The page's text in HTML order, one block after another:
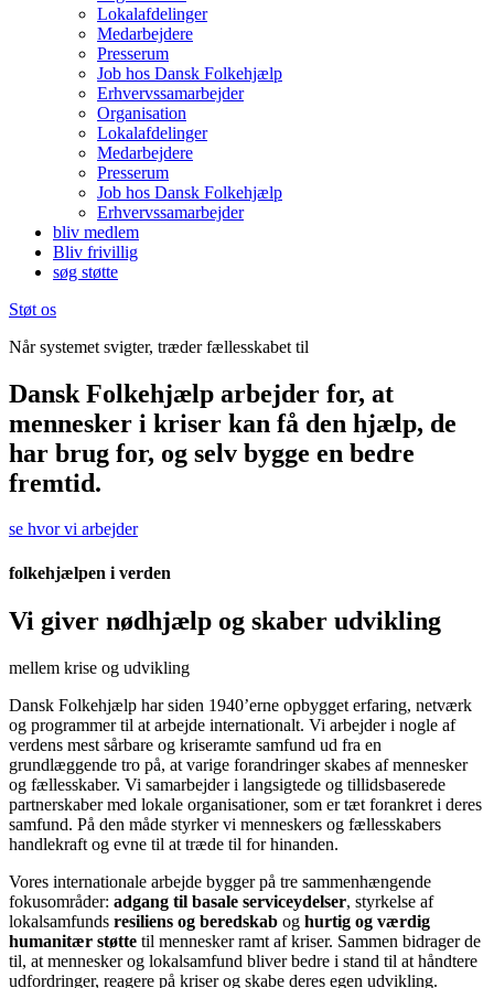
Lokalafdelinger
Medarbejdere
Presserum
Job hos Dansk Folkehjælp
Erhvervssamarbejder
Organisation
Lokalafdelinger
Medarbejdere
Presserum
Job hos Dansk Folkehjælp
Erhvervssamarbejder
bliv medlem
Bliv frivillig
søg støtte
Støt os
Når systemet svigter, træder fællesskabet til
Dansk Folkehjælp arbejder for, at
mennesker i kriser kan få den hjælp, de
har brug for, og selv bygge en bedre
fremtid.
se hvor vi arbejder
folkehjælpen i verden
Vi giver nødhjælp og skaber udvikling
mellem krise og udvikling
Dansk Folkehjælp har siden 1940’erne opbygget erfaring, netværk
og programmer til at arbejde internationalt. Vi arbejder i nogle af
verdens mest sårbare og kriseramte samfund ud fra en
grundlæggende tro på, at varige forandringer skabes af mennesker
og fællesskaber. Vi samarbejder i langsigtede og tillidsbaserede
partnerskaber med lokale organisationer, som er tæt forankret i deres
samfund. På den måde styrker vi menneskers og fællesskabers
handlekraft og evne til at træde til for hinanden.
Vores internationale arbejde bygger på tre sammenhængende
fokusområder: adgang til basale serviceydelser, styrkelse af
lokalsamfunds resiliens og beredskab og hurtig og værdig
humanitær støtte til mennesker ramt af kriser. Sammen bidrager de
til, at mennesker og lokalsamfund bliver bedre i stand til at håndtere
udfordringer, reagere på kriser og skabe deres egen udvikling.